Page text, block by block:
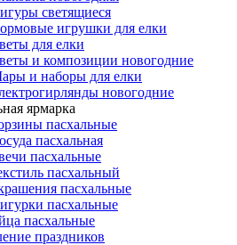
светящиеся
игрушки для елки
для елки
и композиции новогодние
и наборы для елки
новогодние
ярмарка
пасхальные
пасхальная
пасхальные
пасхальный
пасхальные
пасхальные
пасхальные
праздников